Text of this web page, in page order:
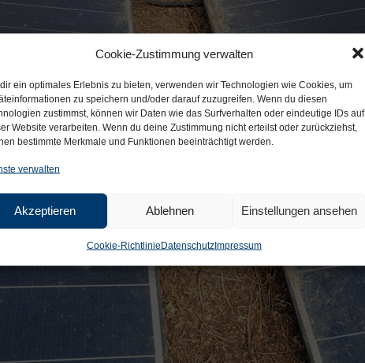
Cookie-Zustimmung verwalten
ein optimales Erlebnis zu bieten, verwenden wir Technologien wie Cookies, um
zu speichern und/oder darauf zuzugreifen. Wenn du diesen
zustimmst, können wir Daten wie das Surfverhalten oder eindeutige IDs auf
Website verarbeiten. Wenn du deine Zustimmung nicht erteilst oder zurückziehst,
bestimmte Merkmale und Funktionen beeinträchtigt werden.
verwalten
Akzeptieren Ablehnen Einstellungen ansehen
Cookie-RichtlinieDatenschutzImpressum